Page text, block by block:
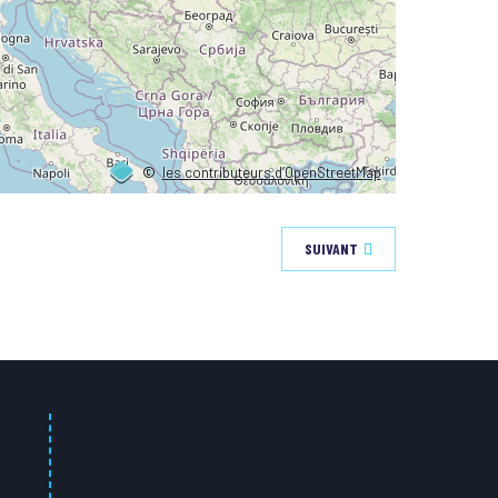
©les contributeurs d’OpenStreetMap
SUIVANT